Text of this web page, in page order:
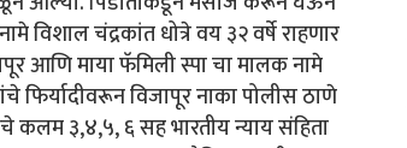
विशाल चंद्रकांत धोत्रे वय ३२ वर्षे राहणार
आणि माया फॅमिली स्पा चा मालक नामे
विजापूर नाका पोलीस ठाणे
कलम ३,४,५, ६ सह भारतीय न्याय संहिता